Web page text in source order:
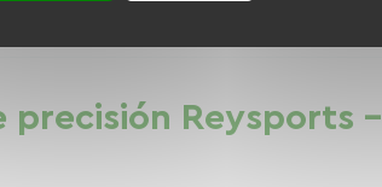
precisión Reysports -